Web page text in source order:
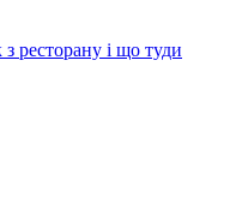
ресторану і що туди